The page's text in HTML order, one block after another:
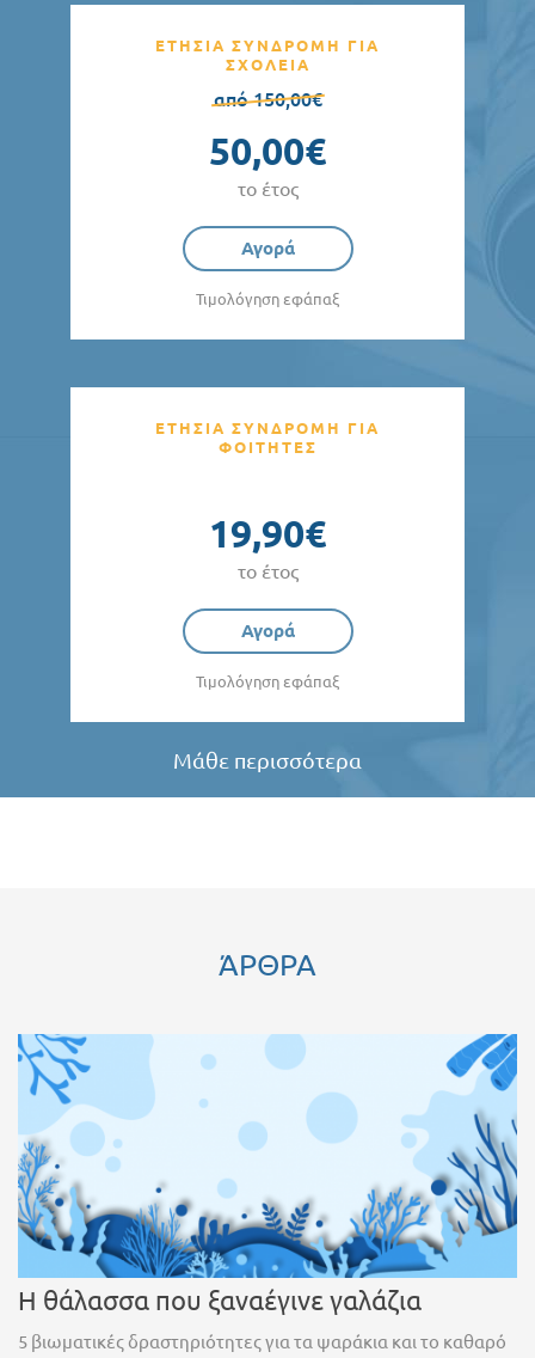
ΕΤΗΣΙΑ ΣΥΝΔΡΟΜΗ ΓΙΑ
ΣΧΟΛΕΙΑ
από 150,00€
50,00€
το έτος
Αγορά
Τιμολόγηση εφάπαξ
ΕΤΗΣΙΑ ΣΥΝΔΡΟΜΗ ΓΙΑ
ΦΟΙΤΗΤΕΣ
19,90€
το έτος
Αγορά
Τιμολόγηση εφάπαξ
Μάθε περισσότερα
ΆΡΘΡΑ
Η θάλασσα που ξαναέγινε γαλάζια
5 βιωματικές δραστηριότητες για τα ψαράκια και το καθαρό